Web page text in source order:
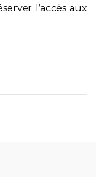
l’accès aux